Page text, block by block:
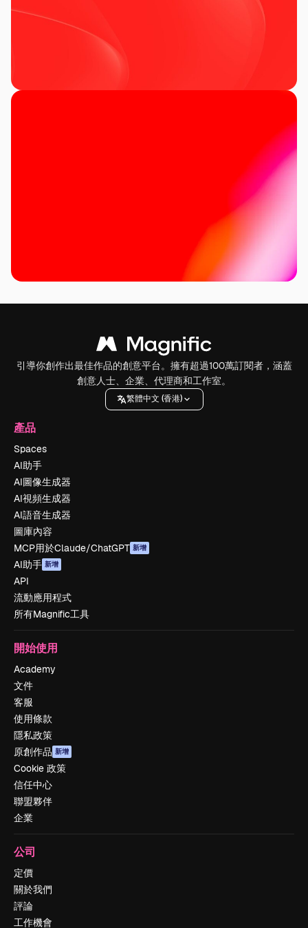
引導你創作出最佳作品的創意平台。擁有超過100萬訂閱者，涵蓋
創意人士、企業、代理商和工作室。
繁體中文 (香港)
產品
Spaces
AI助手
AI圖像生成器
AI視頻生成器
AI語音生成器
圖庫內容
MCP用於Claude/ChatGPT 新增
AI助手 新增
API
流動應用程式
所有Magnific工具
開始使用
Academy
文件
客服
使用條款
隱私政策
原創作品 新增
Cookie 政策
信任中心
聯盟夥伴
企業
公司
定價
關於我們
評論
工作機會